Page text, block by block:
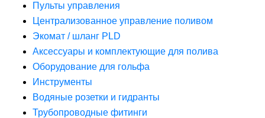
Пульты управления
Централизованное управление поливом
Экомат / шланг PLD
Аксессуары и комплектующие для полива
Оборудование для гольфа
Инструменты
Водяные розетки и гидранты
Трубопроводные фитинги